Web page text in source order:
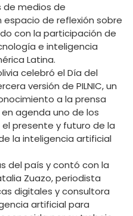
de medios de
de reflexión sobre
con la participación de
e inteligencia
Latina.
celebró el Día del
versión de PILNIC, un
a la prensa
agenda uno de los
presente y futuro de la
la inteligencia artificial
del país y contó con la
Zuazo, periodista
digitales y consultora
artificial para